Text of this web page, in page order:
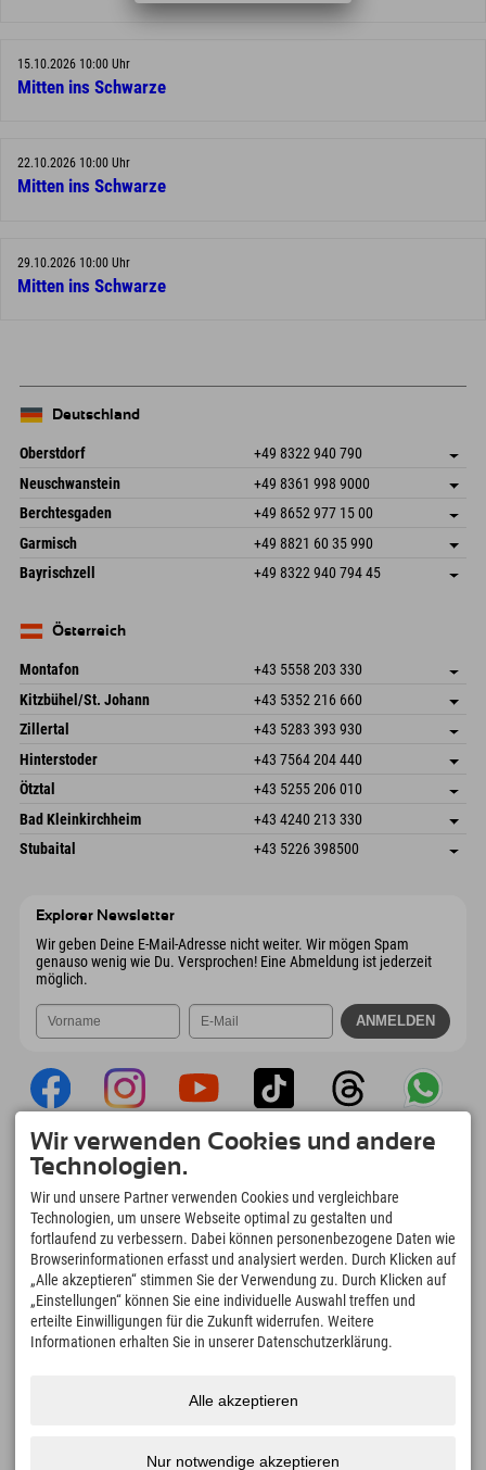
15.10.2026 10:00 Uhr
Mitten ins Schwarze
22.10.2026 10:00 Uhr
Mitten ins Schwarze
29.10.2026 10:00 Uhr
Mitten ins Schwarze
Deutschland
Oberstdorf +49 8322 940 790
An der Breitach 3
87538 Fischen I. Allgäu
Deutschland
Adresse speichern
Anreiseinfos
Buchen
Neuschwanstein +49 8361 998 9000
An der Riese 45
87484 Nesselwang im Allgäu
Deutschland
Adresse speichern
Buchen
Berchtesgaden +49 8652 977 15 00
Hofreitstr. 7
83471 Schönau am Königssee
Deutschland
Adresse speichern
Anreiseinfos
Buchen
Garmisch +49 8821 60 35 990
Frickenstraße 22
82490 Farchant
Adresse speichern
Bayrischzell +49 8322 940 794 45
Deutschland
Österreich
Montafon +43 5558 203 330
Dorfstr. 127b
6793 Gaschurn/Montafon
Österreich
Adresse speichern
Anreiseinfos
Buchen
Kitzbühel/St. Johann +43 5352 216 660
Speckbacherstraße 87
Österreich
Adresse speichern
Buchen
Zillertal +43 5283 393 930
Schmiedau 2
6272 Kaltenbach im Zillertal
Österreich
Adresse speichern
Anreiseinfos
Buchen
Hinterstoder +43 7564 204 440
Freizeitpark 10
Österreich
Adresse speichern
Buchen
Ötztal +43 5255 206 010
Gscheat 14
6441 Umhausen
Österreich
Adresse speichern
Anreiseinfos
Buchen
Bad Kleinkirchheim +43 4240 213 330
Dorfstraße 24
Adresse speichern
Stubaital +43 5226 398500
Explorer Newsletter
Wir geben Deine E-Mail-Adresse nicht weiter. Wir mögen Spam
genauso wenig wie Du. Versprochen! Eine Abmeldung ist jederzeit
möglich.
Explorer App
Upload Deiner #ExplorerMoments, Mein
Explorer To Go mit Buchungsübersicht,
Bucketlist, Restaurantübersicht uvm. Jetzt
downloaden!
Zeit für Explorer Moments
166
Bergseen und Erlebnisbäder
4.634km
Pisten zum Skifahren und
97
Wir verwenden Cookies und andere
Technologien.
Wir und unsere Partner verwenden Cookies und vergleichbare
Technologien, um unsere Webseite optimal zu gestalten und
fortlaufend zu verbessern. Dabei können personenbezogene Daten wie
Browserinformationen erfasst und analysiert werden. Durch Klicken auf
„Alle akzeptieren“ stimmen Sie der Verwendung zu. Durch Klicken auf
„Einstellungen“ können Sie eine individuelle Auswahl treffen und
erteilte Einwilligungen für die Zukunft widerrufen. Weitere
Informationen erhalten Sie in unserer Datenschutzerklärung.
Alle akzeptieren
Nur notwendige akzeptieren